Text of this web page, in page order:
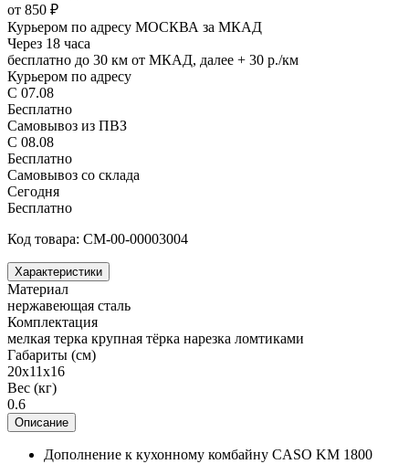
от 850 ₽
Курьером по адресу МОСКВА за МКАД
Через 18 часа
бесплатно до 30 км от МКАД, далее + 30 р./км
Курьером по адресу
С 07.08
Бесплатно
Самовывоз из ПВЗ
С 08.08
Бесплатно
Самовывоз со склада
Сегодня
Бесплатно
Код товара: CM-00-00003004
Характеристики
Материал
нержавеющая сталь
Комплектация
мелкая терка крупная тёрка нарезка ломтиками
Габариты (см)
20х11х16
Вес (кг)
0.6
Описание
Дополнение к кухонному комбайну CASO KM 1800